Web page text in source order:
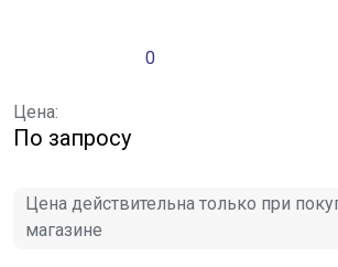
0
Цена:
По запросу
Цена действительна только при
магазине